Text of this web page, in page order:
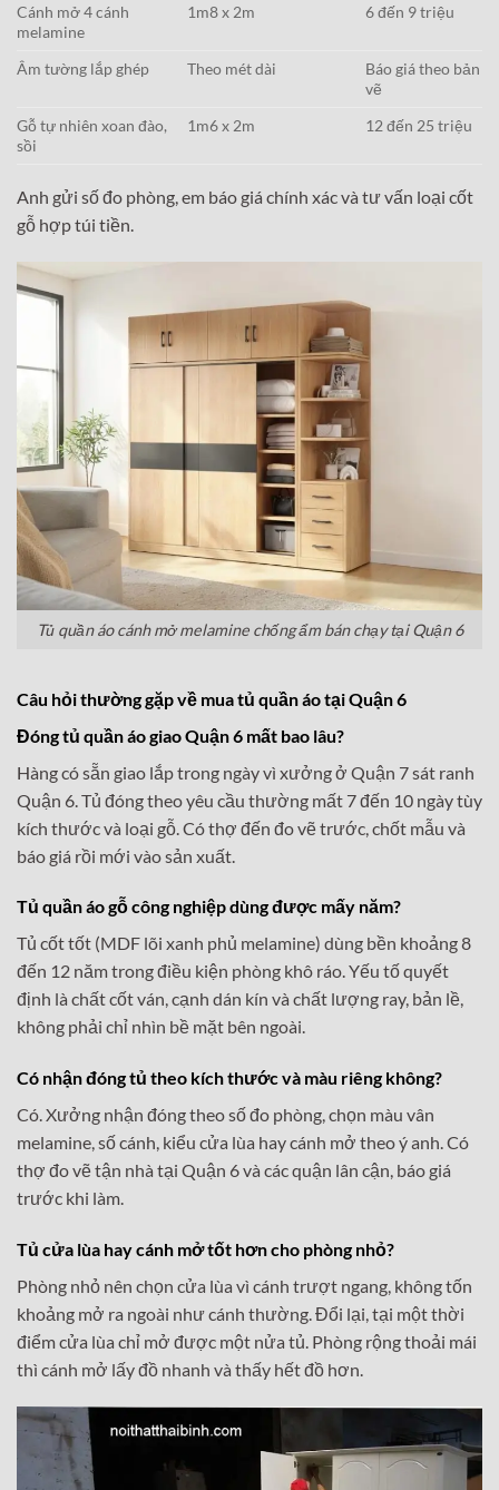
Cánh mở 4 cánh
melamine
1m8 x 2m 6 đến 9 triệu
Âm tường lắp ghép Theo mét dài
Báo giá theo bản
vẽ
Gỗ tự nhiên xoan đào,
sồi
1m6 x 2m 12 đến 25 triệu
Anh gửi số đo phòng, em báo giá chính xác và tư vấn loại cốt
gỗ hợp túi tiền.
Tủ quần áo cánh mở melamine chống ẩm bán chạy tại Quận 6
Câu hỏi thường gặp về mua tủ quần áo tại Quận 6
Đóng tủ quần áo giao Quận 6 mất bao lâu?
Hàng có sẵn giao lắp trong ngày vì xưởng ở Quận 7 sát ranh
Quận 6. Tủ đóng theo yêu cầu thường mất 7 đến 10 ngày tùy
kích thước và loại gỗ. Có thợ đến đo vẽ trước, chốt mẫu và
báo giá rồi mới vào sản xuất.
Tủ quần áo gỗ công nghiệp dùng được mấy năm?
Tủ cốt tốt (MDF lõi xanh phủ melamine) dùng bền khoảng 8
đến 12 năm trong điều kiện phòng khô ráo. Yếu tố quyết
định là chất cốt ván, cạnh dán kín và chất lượng ray, bản lề,
không phải chỉ nhìn bề mặt bên ngoài.
Có nhận đóng tủ theo kích thước và màu riêng không?
Có. Xưởng nhận đóng theo số đo phòng, chọn màu vân
melamine, số cánh, kiểu cửa lùa hay cánh mở theo ý anh. Có
thợ đo vẽ tận nhà tại Quận 6 và các quận lân cận, báo giá
trước khi làm.
Tủ cửa lùa hay cánh mở tốt hơn cho phòng nhỏ?
Phòng nhỏ nên chọn cửa lùa vì cánh trượt ngang, không tốn
khoảng mở ra ngoài như cánh thường. Đổi lại, tại một thời
điểm cửa lùa chỉ mở được một nửa tủ. Phòng rộng thoải mái
thì cánh mở lấy đồ nhanh và thấy hết đồ hơn.